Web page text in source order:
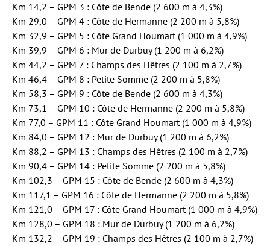
Km 14,2 – GPM 3 : Côte de Bende (2 600 m à 4,3%)
Km 29,0 – GPM 4 : Côte de Hermanne (2 200 m à 5,8%)
Km 32,9 – GPM 5 : Côte Grand Houmart (1 000 m à 4,9%)
Km 39,9 – GPM 6 : Mur de Durbuy (1 200 m à 6,2%)
Km 44,2 – GPM 7 : Champs des Hêtres (2 100 m à 2,7%)
Km 46,4 – GPM 8 : Petite Somme (2 200 m à 5,8%)
Km 58,3 – GPM 9 : Côte de Bende (2 600 m à 4,3%)
Km 73,1 – GPM 10 : Côte de Hermanne (2 200 m à 5,8%)
Km 77,0 – GPM 11 : Côte Grand Houmart (1 000 m à 4,9%)
Km 84,0 – GPM 12 : Mur de Durbuy (1 200 m à 6,2%)
Km 88,2 – GPM 13 : Champs des Hêtres (2 100 m à 2,7%)
Km 90,4 – GPM 14 : Petite Somme (2 200 m à 5,8%)
Km 102,3 – GPM 15 : Côte de Bende (2 600 m à 4,3%)
Km 117,1 – GPM 16 : Côte de Hermanne (2 200 m à 5,8%)
Km 121,0 – GPM 17 : Côte Grand Houmart (1 000 m à 4,9%)
Km 128,0 – GPM 18 : Mur de Durbuy (1 200 m à 6,2%)
Km 132,2 – GPM 19 : Champs des Hêtres (2 100 m à 2,7%)